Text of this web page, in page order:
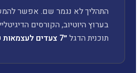
התהליך לא נגמר שם. אפשר
בערוץ היוטיוב, הקורסים
תוכנית הדגל ״7 צעדים לעצמאות פיננסית״.